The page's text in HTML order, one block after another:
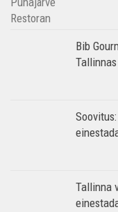
Bib
Tallinnas
Tallinna